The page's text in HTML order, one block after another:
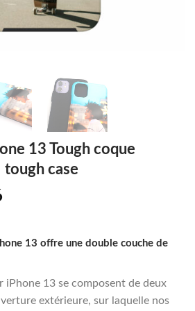
13 Tough coque
tough case
€23,96.
13 offre une double couche de
iPhone 13 se composent de deux
extérieure, sur laquelle nos